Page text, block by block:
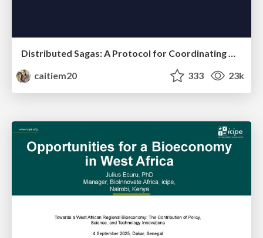
Distributed Sagas: A Protocol for Coordinating Microservices
caitiem20
333 23k